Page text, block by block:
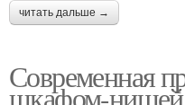
читать дальше →
Современная